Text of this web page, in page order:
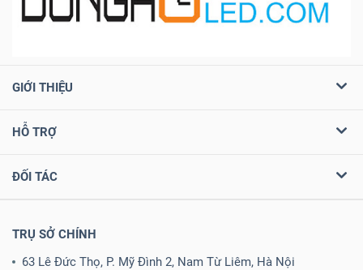
GIỚI THIỆU
HỖ TRỢ
ĐỐI TÁC
TRỤ SỞ CHÍNH
63 Lê Đức Thọ, P. Mỹ Đình 2, Nam Từ Liêm, Hà Nội